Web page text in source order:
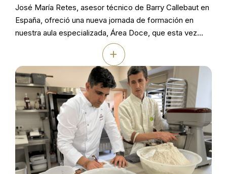
José María Retes, asesor técnico de Barry Callebaut en
España, ofreció una nueva jornada de formación en
nuestra aula especializada, Área Doce, que esta vez
estuvo dedicada al trabajo profesional con chocolate de
colores. Durante la sesión se explicó cómo utilizar la
gama de cinco tonalidades de Callebaut —negro, leche,
blanco, Gold y Ruby— como […]
+